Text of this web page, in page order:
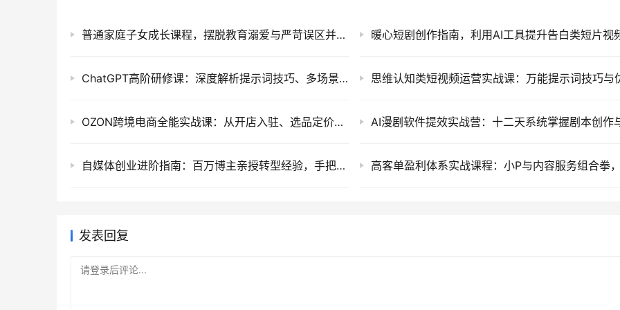
普通家庭子女成长课程，摆脱教育溺爱与严苛误区并引导孩子社会化健康成长
ChatGPT高阶研修课：深度解析提示词技巧、多场景赋能与AI漫剧创作实战指南
OZON跨境电商全能实战课：从开店入驻、选品定价到精铺推广的全流程运营指南
自媒体创业进阶指南：百万博主亲授转型经验，手把手搭建个人OPC系统高效运行课程
发表回复
请登录后评论...